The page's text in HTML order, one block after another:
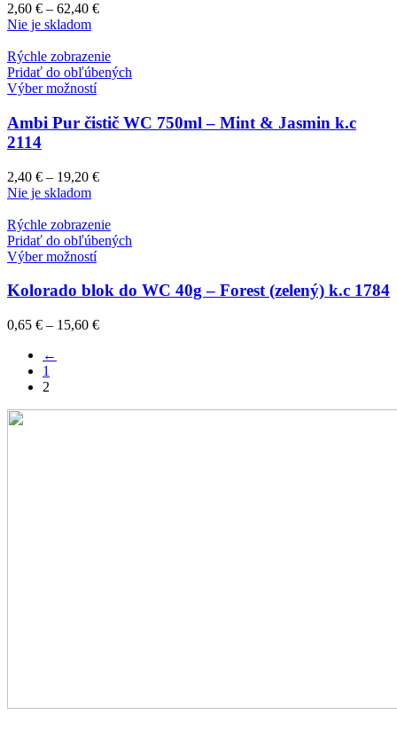
2,60 € – 62,40 €
Nie je skladom
Rýchle zobrazenie
Pridať do obľúbených
Výber možností
Ambi Pur čistič WC 750ml – Mint & Jasmin k.c
2114
2,40 € – 19,20 €
Nie je skladom
Rýchle zobrazenie
Pridať do obľúbených
Výber možností
Kolorado blok do WC 40g – Forest (zelený) k.c 1784
0,65 € – 15,60 €
←
1
2